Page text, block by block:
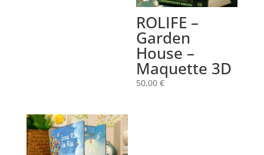
ROLIFE –
Garden
House –
Maquette 3D
50,00€